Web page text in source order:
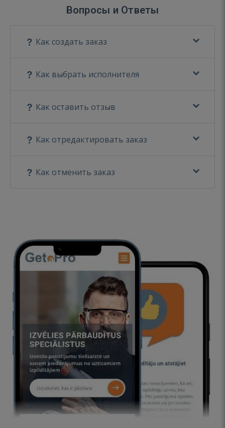
Вопросы и Ответы
Как создать заказ
Как выбрать исполнителя
Как оставить отзыв
Как отредактировать заказ
Как отменить заказ